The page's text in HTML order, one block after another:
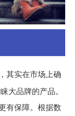
其实在市场上确
大品牌的产品。
有保障。根据数